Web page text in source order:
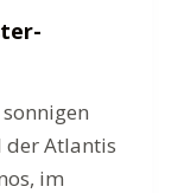
der Atlantis
im